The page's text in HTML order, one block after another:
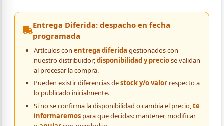
Entrega Diferida: despacho en fecha
programada
Artículos con entrega diferida gestionados con
nuestro distribuidor;disponibilidad y preciose validan
al procesar la compra.
Pueden existir diferencias destock y/o valorrespecto a
lo publicado inicialmente.
Si no se confirma la disponibilidad o cambia el precio,te
informaremospara que decidas: mantener, modificar